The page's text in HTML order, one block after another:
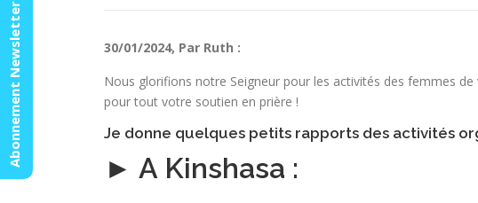
30/01/2024, Par Ruth :
Nous glorifions notre Seigneur pour les activités des femmes
pour tout votre soutien en prière !
Je donne quelques petits rapports des activités
► A Kinshasa :
Abonnement Newsletter